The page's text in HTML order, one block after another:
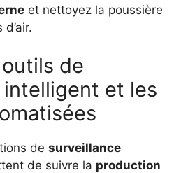
et nettoyez la poussière
de
et les
de surveillance
de suivre la production